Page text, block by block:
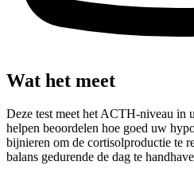
Wat het meet
Deze test meet het ACTH-niveau in
helpen beoordelen hoe goed uw
bijnieren om de cortisolproductie te
balans gedurende de dag te